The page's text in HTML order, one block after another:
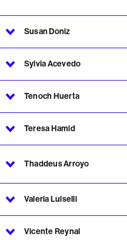
Susan Doniz
Sylvia Acevedo
Tenoch Huerta
Teresa Hamid
Thaddeus Arroyo
Valeria Luiselli
Vicente Reynal